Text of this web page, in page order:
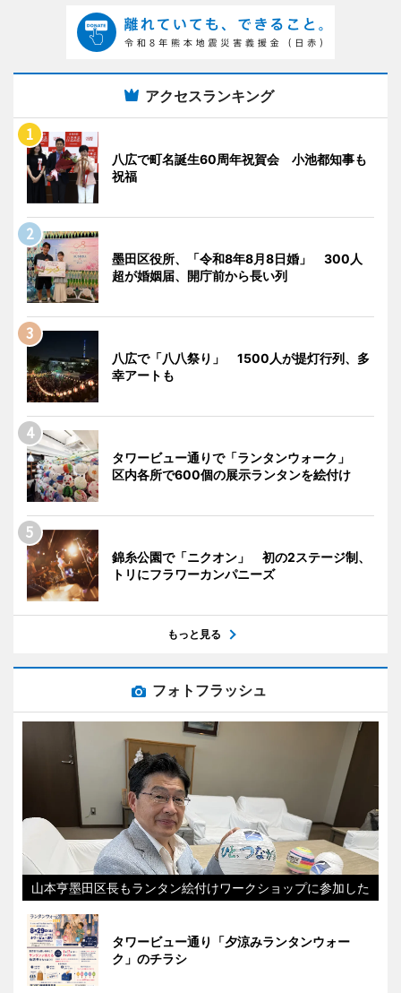
アクセスランキング
八広で町名誕生60周年祝賀会 小池都知事も
祝福
墨田区役所、「令和8年8月8日婚」 300人
超が婚姻届、開庁前から長い列
八広で「八八祭り」 1500人が提灯行列、多
幸アートも
タワービュー通りで「ランタンウォーク」
区内各所で600個の展示ランタンを絵付け
錦糸公園で「ニクオン」 初の2ステージ制、
トリにフラワーカンパニーズ
もっと見る
フォトフラッシュ
山本亨墨田区長もランタン絵付けワークショップに参加した
タワービュー通り「夕涼みランタンウォー
ク」のチラシ